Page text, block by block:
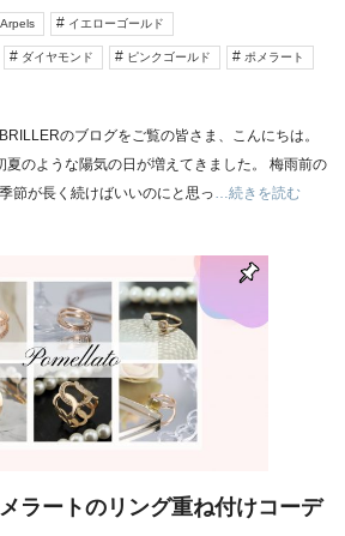
イエローゴールド
ダイヤモンド ピンクゴールド ポメラート
のブログをご覧の皆さま、こんにちは。
夏のような陽気の日が増えてきました。 梅雨前の
節が長く続けばいいのにと思っ…続きを読む
ートのリング重ね付けコーデ